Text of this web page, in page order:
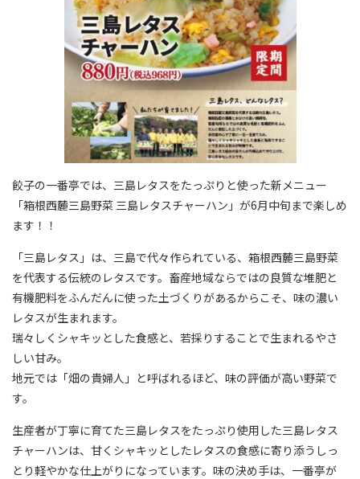
餃子の一番亭では、三島レタスをたっぷりと使った新メニュー
「箱根西麓三島野菜 三島レタスチャーハン」が6月中旬まで楽しめ
ます！！
「三島レタス」は、三島で代々作られている、箱根西麓三島野菜
を代表する伝統のレタスです。畜産地域ならではの良質な堆肥と
有機肥料をふんだんに使った土づくりがあるからこそ、味の濃い
レタスが生まれます。
瑞々しくシャキッとした食感と、若採りすることで生まれるやさ
しい甘み。
地元では「畑の貴婦人」と呼ばれるほど、味の評価が高い野菜で
す。
生産者が丁寧に育てた三島レタスをたっぷり使用した三島レタス
チャーハンは、甘くシャキッとしたレタスの食感に寄り添うしっ
とり軽やかな仕上がりになっています。味の決め手は、一番亭が